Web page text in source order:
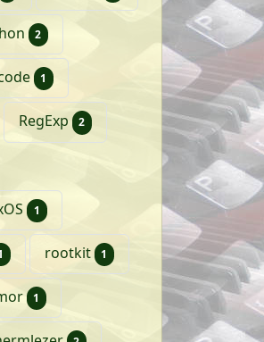
2 artikelen
1 artikel
RegExp 2 artikelen
1 artikel
artikelrootkit 1 artikel
1 artikel